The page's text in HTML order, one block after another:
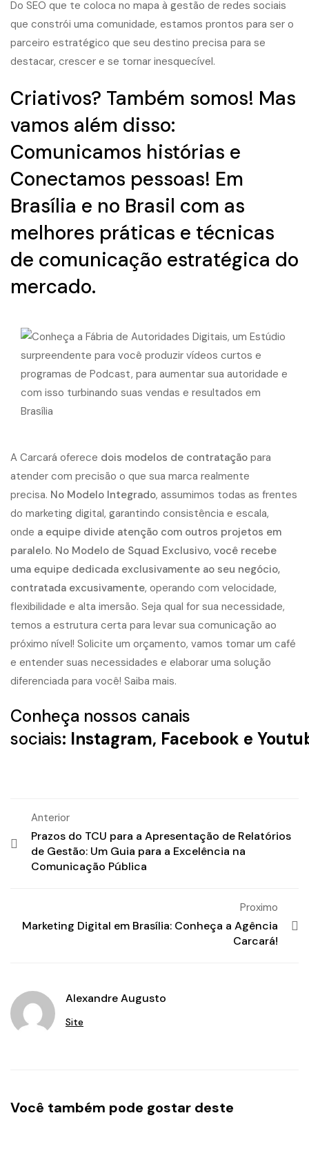
Do SEO que te coloca no mapa à gestão de redes sociais
que constrói uma comunidade, estamos prontos para ser o
parceiro estratégico que seu destino precisa para se
destacar, crescer e se tornar inesquecível.
Criativos? Também somos! Mas
vamos além disso:
Comunicamos histórias e
Conectamos pessoas! Em
Brasília e no Brasil com as
melhores práticas e técnicas
de comunicação estratégica do
mercado.
A Carcará oferece dois modelos de contratação para
atender com precisão o que sua marca realmente
precisa. No Modelo Integrado, assumimos todas as frentes
do marketing digital, garantindo consistência e escala,
onde a equipe divide atenção com outros projetos em
paralelo. No Modelo de Squad Exclusivo, você recebe
uma equipe dedicada exclusivamente ao seu negócio,
contratada excusivamente, operando com velocidade,
flexibilidade e alta imersão. Seja qual for sua necessidade,
temos a estrutura certa para levar sua comunicação ao
próximo nível! Solicite um orçamento, vamos tomar um café
e entender suas necessidades e elaborar uma solução
diferenciada para você! Saiba mais.
Conheça nossos canais
sociais: Instagram, Facebook e
Anterior
Prazos do TCU para a Apresentação de Relatórios
de Gestão: Um Guia para a Excelência na
Comunicação Pública
Proximo
Marketing Digital em Brasília: Conheça a Agência
Carcará!
Alexandre Augusto
Site
Você também pode gostar deste